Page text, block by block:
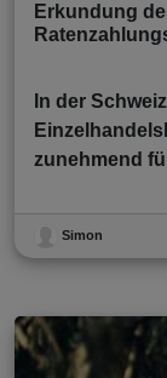
Erkundung
In der
zunehmend
Simon